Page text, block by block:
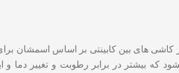
کاشی های بین کابینتی بر اساس اسمشان
که بیشتر در برابر رطوبت و تغییر دما و